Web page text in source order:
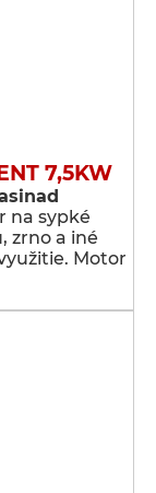
7,5KW
na sypké
zrno a iné
Motor